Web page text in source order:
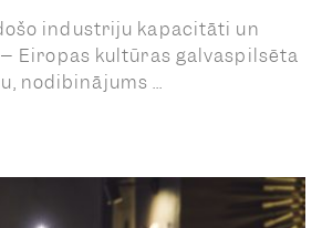
industriju kapacitāti un
Eiropas kultūras galvaspilsēta
nodibinājums ...